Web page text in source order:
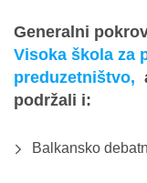
Generalni
Visoka škola za
preduzetništvo,
podržali i:
Balkansko